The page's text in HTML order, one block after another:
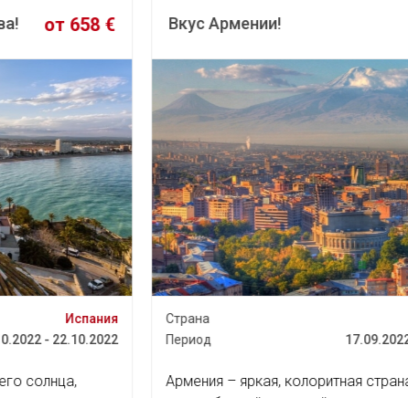
от 550 €
Армения
17.09.2022 - 22.09.2022
колоритная страна с древней
«Раннее